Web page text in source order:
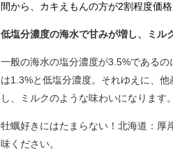
間から、カキえもんの方が2割程度価格
低塩分濃度の海水で甘みが増し、ミル
一般の海水の塩分濃度が3.5%である
は1.3%と低塩分濃度。それゆえに、
し、ミルクのような味わいになります。
牡蠣好きにはたまらない！北海道：厚
味ください。